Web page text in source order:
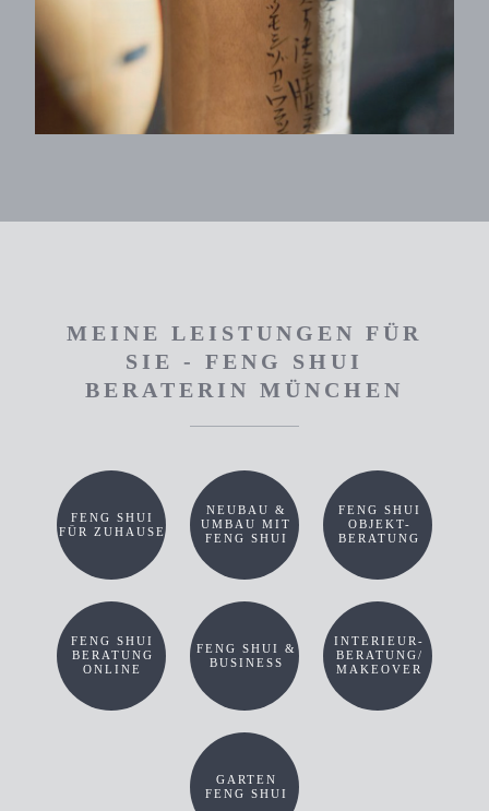
MEINE LEISTUNGEN FÜR
SIE - FENG SHUI
BERATERIN MÜNCHEN
FENG SHUI
FÜR ZUHAUSE
NEUBAU &
UMBAU MIT
FENG SHUI
FENG SHUI
OBJEKT-
BERATUNG
FENG SHUI
BERATUNG
ONLINE
FENG SHUI &
BUSINESS
INTERIEUR-
BERATUNG/
MAKEOVER
GARTEN
FENG SHUI